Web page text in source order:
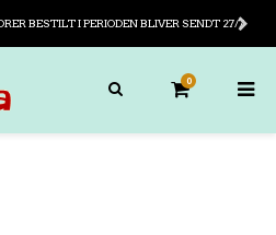
( I DANMARK) VI HOLDER
0